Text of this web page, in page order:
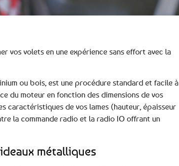
vos volets en une expérience sans effort avec la
ou bois, est une procédure standard et facile à
du moteur en fonction des dimensions de vos
caractéristiques de vos lames (hauteur, épaisseur
la commande radio et la radio IO offrant un
métalliques